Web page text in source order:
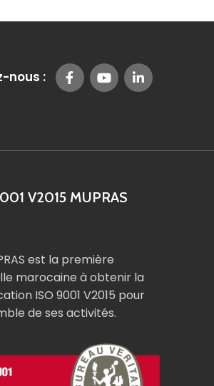
nous :
V2015 MUPRAS
est la première
marocaine à obtenir la
ISO 9001 V2015 pour
de ses activités.